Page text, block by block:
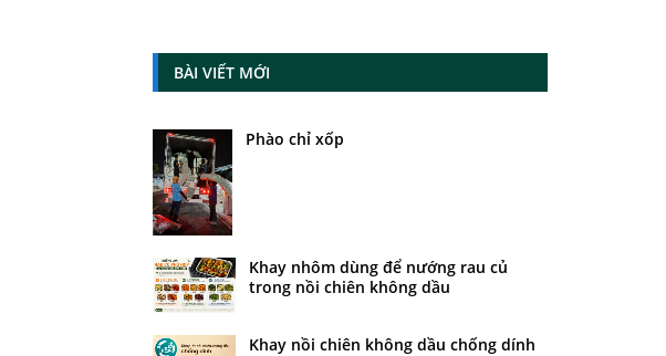
BÀI VIẾT MỚI
Phào chỉ xốp
Khay nhôm dùng để nướng rau củ
trong nồi chiên không dầu
Khay nồi chiên không dầu chống dính